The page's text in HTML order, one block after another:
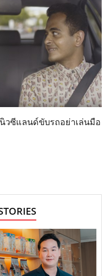
ซีแลนด์ขับรถอย่าเล่นมือ